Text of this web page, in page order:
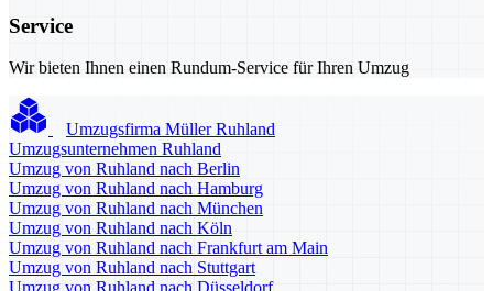
Service
Wir bieten Ihnen einen Rundum-Service für Ihren Umzug
Umzugsfirma Müller Ruhland
Umzugsunternehmen Ruhland
Umzug von Ruhland nach Berlin
Umzug von Ruhland nach Hamburg
Umzug von Ruhland nach München
Umzug von Ruhland nach Köln
Umzug von Ruhland nach Frankfurt am Main
Umzug von Ruhland nach Stuttgart